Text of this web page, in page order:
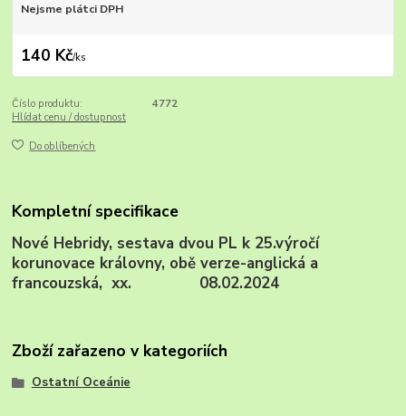
Nejsme plátci DPH
140 Kč/ks
Číslo produktu:
4772
Hlídat cenu / dostupnost
Do oblíbených
Kompletní specifikace
Nové Hebridy, sestava dvou PL k 25.výročí
korunovace královny, obě verze-anglická a
francouzská, xx. 08.02.2024
Zboží zařazeno v kategoriích
Ostatní Oceánie